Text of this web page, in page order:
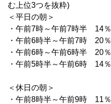
む上位3つを抜粋)
＜平日の朝＞
・午前7時～午前7時半 14％
・午前6時半～午前7時 20％
・午前6時～午前6時半 20％
・午前5時半～午前6時 14％
＜休日の朝＞
・午前8時半～午前9時 11％